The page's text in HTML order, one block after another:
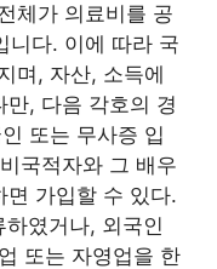
체가 의료비를 공
니다. 이에 따라 국
며, 자산, 소득에
, 다음 각호의 경
또는 무사증 입
국적자와 그 배우
면 가입할 수 있다.
였거나, 외국인
또는 자영업을 한